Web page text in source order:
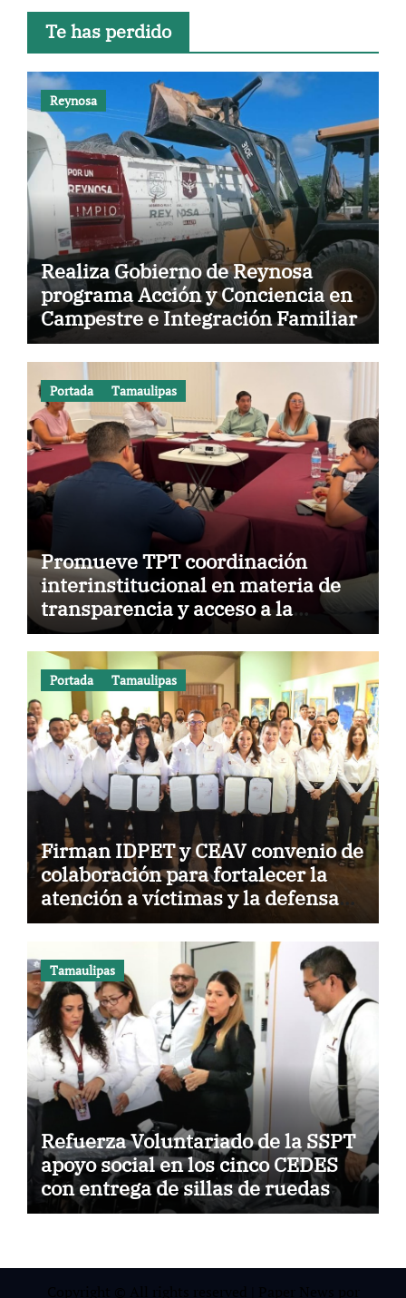
Te has perdido
Reynosa
Realiza Gobierno de Reynosa
programa Acción y Conciencia en
Campestre e Integración Familiar
Portada Tamaulipas
Promueve TPT coordinación
interinstitucional en materia de
transparencia y acceso a la
información pública
Portada Tamaulipas
Firman IDPET y CEAV convenio de
colaboración para fortalecer la
atención a víctimas y la defensa
jurídica en Tamaulipas
Tamaulipas
Refuerza Voluntariado de la SSPT
apoyo social en los cinco CEDES
con entrega de sillas de ruedas